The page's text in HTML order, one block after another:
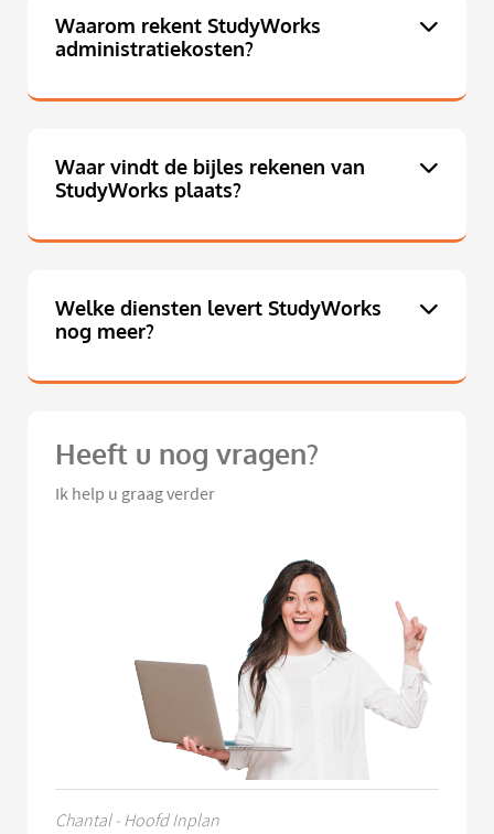
Waarom rekent StudyWorks
administratiekosten?
Waar vindt de bijles rekenen van
StudyWorks plaats?
Welke diensten levert StudyWorks
nog meer?
Heeft u nog vragen?
Ik help u graag verder
Chantal - Hoofd Inplan